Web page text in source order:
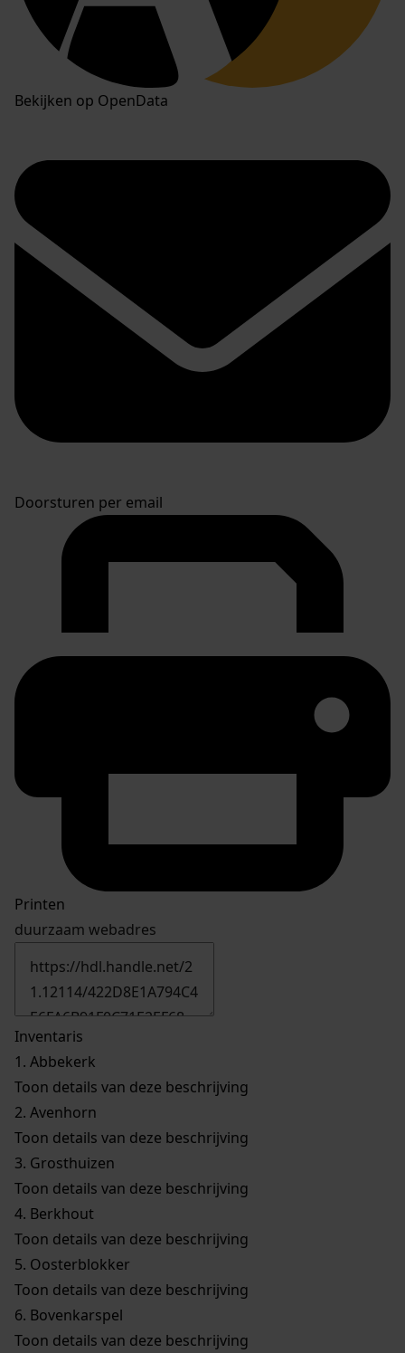
Bekijken op OpenData
Doorsturen per email
Printen
duurzaam webadres
Inventaris
1. Abbekerk
Toon details van deze beschrijving
2. Avenhorn
Toon details van deze beschrijving
3. Grosthuizen
Toon details van deze beschrijving
4. Berkhout
Toon details van deze beschrijving
5. Oosterblokker
Toon details van deze beschrijving
6. Bovenkarspel
Toon details van deze beschrijving